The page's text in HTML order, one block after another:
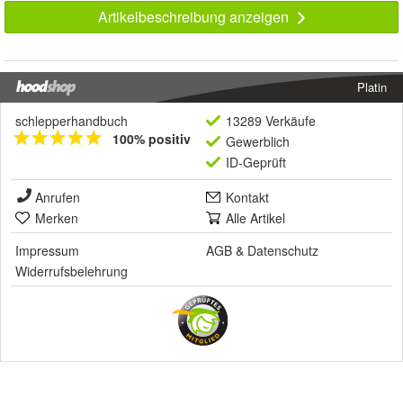
Artikelbeschreibung anzeigen
Platin
schlepperhandbuch
100% positiv
13289 Verkäufe
Gewerblich
ID-Geprüft
Anrufen
Kontakt
Merken
Alle Artikel
Impressum
AGB & Datenschutz
Widerrufsbelehrung